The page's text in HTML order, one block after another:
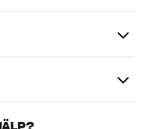
din anläggning. Det
ger dig ett tjusigt och